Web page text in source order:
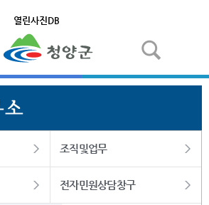
열린사진DB
조직및업무
전자민원상담창구